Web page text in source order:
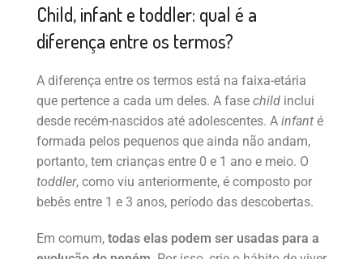
Child, infant e toddler: qual é a
diferença entre os termos?
A diferença entre os termos está na faixa-etária
que pertence a cada um deles. A fase child inclui
desde recém-nascidos até adolescentes. A infant é
formada pelos pequenos que ainda não andam,
portanto, tem crianças entre 0 e 1 ano e meio. O
toddler, como viu anteriormente, é composto por
bebês entre 1 e 3 anos, período das descobertas.
Em comum, todas elas podem ser usadas para a